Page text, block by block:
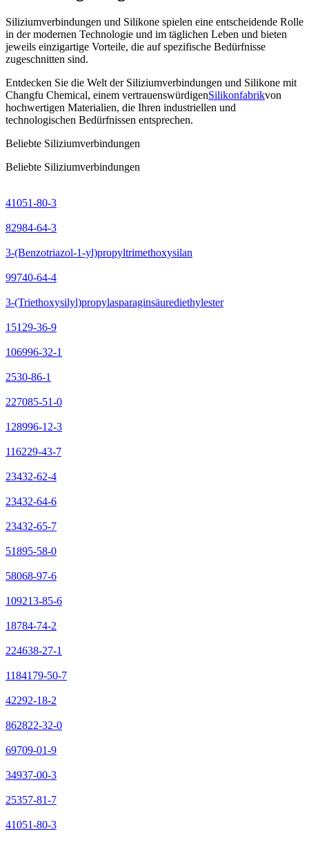
Siliziumverbindungen und Silikone spielen eine entscheidende Rolle
in der modernen Technologie und im täglichen Leben und bieten
jeweils einzigartige Vorteile, die auf spezifische Bedürfnisse
zugeschnitten sind.
Entdecken Sie die Welt der Siliziumverbindungen und Silikone mit
Changfu Chemical, einem vertrauenswürdigenSilikonfabrikvon
hochwertigen Materialien, die Ihren industriellen und
technologischen Bedürfnissen entsprechen.
Beliebte Siliziumverbindungen
Beliebte Siliziumverbindungen
41051-80-3
82984-64-3
3-(Benzotriazol-1-yl)propyltrimethoxysilan
99740-64-4
3-(Triethoxysilyl)propylasparaginsäurediethylester
15129-36-9
106996-32-1
2530-86-1
227085-51-0
128996-12-3
116229-43-7
23432-62-4
23432-64-6
23432-65-7
51895-58-0
58068-97-6
109213-85-6
18784-74-2
224638-27-1
1184179-50-7
42292-18-2
862822-32-0
69709-01-9
34937-00-3
25357-81-7
41051-80-3